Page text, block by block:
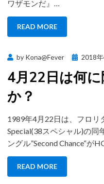
ワザモンだ』…
READ MORE
by Kona@Fever
Posted
2018
4月22日は何
か？
1989年4月22日は、フロリ
Special(38スペシャル)の同
ングル”Second Chance“が
READ MORE